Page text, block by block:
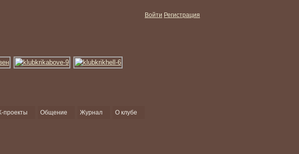
Войти Регистрация
проекты Общение Журнал О клубе